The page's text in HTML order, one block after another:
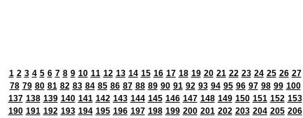
1 2 3 4 5 6 7 8 9 10 11 12 13 14 15 16 17 18 19 20 21 22 23 24 25 26 27
78 79 80 81 82 83 84 85 86 87 88 89 90 91 92 93 94 95 96 97 98 99 100
137 138 139 140 141 142 143 144 145 146 147 148 149 150 151 152 153
190 191 192 193 194 195 196 197 198 199 200 201 202 203 204 205 206